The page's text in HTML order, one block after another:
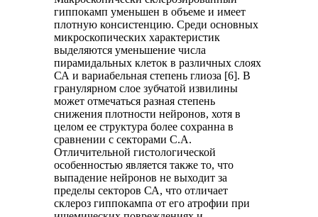
гиппокамп уменьшен в объеме и имеет
плотную консистенцию. Среди основных
микроскопических характеристик
выделяются уменьшение числа
пирамидальных клеток в различных слоях
СА и вариабельная степень глиоза [6]. В
гранулярном слое зубчатой извилины
может отмечаться разная степень
снижения плотности нейронов, хотя в
целом ее структура более сохранна в
сравнении с секторами С.А.
Отличительной гистологической
особенностью является также то, что
выпадение нейронов не выходит за
пределы секторов СА, что отличает
склероз гиппокампа от его атрофии при